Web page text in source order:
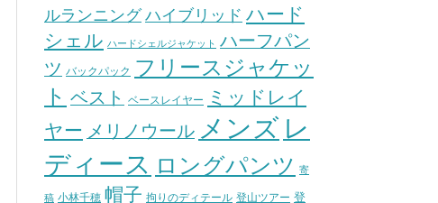
ルランニング ハイブリッド ハード
シェル ハードシェルジャケット ハーフパン
ツ バックパック
フリースジャケッ
ト ベスト ベースレイヤー
ミッドレイ
ヤー メリノウール メンズ レ
ディース ロングパンツ 寄
稿 小林千穂 帽子 拘りのディテール 登山ツアー 登